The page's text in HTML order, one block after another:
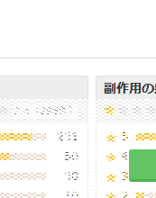
下痢、軟便のある
著しく胃腸の虚弱
著しく体力の衰え
るおそれがある。
取扱上の注意